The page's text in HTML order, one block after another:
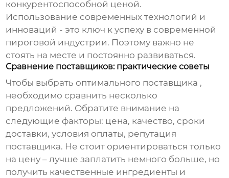
конкурентоспособной ценой.
Использование современных технологий и
инноваций - это ключ к успеху в современной
пироговой индустрии. Поэтому важно не
стоять на месте и постоянно развиваться.
Сравнение поставщиков: практические советы
Чтобы выбрать оптимального поставщика ,
необходимо сравнить несколько
предложений. Обратите внимание на
следующие факторы: цена, качество, сроки
доставки, условия оплаты, репутация
поставщика. Не стоит ориентироваться только
на цену – лучше заплатить немного больше, но
получить качественные ингредиенты и